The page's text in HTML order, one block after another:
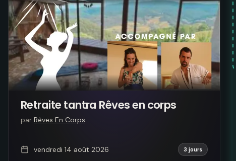
Retraite tantra Rêves en corps
par Rêves En Corps
vendredi 14 août 2026 3 jours